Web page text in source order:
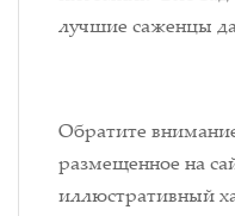
лучшие саженцы
Обратите
размещенное на
иллюстративный